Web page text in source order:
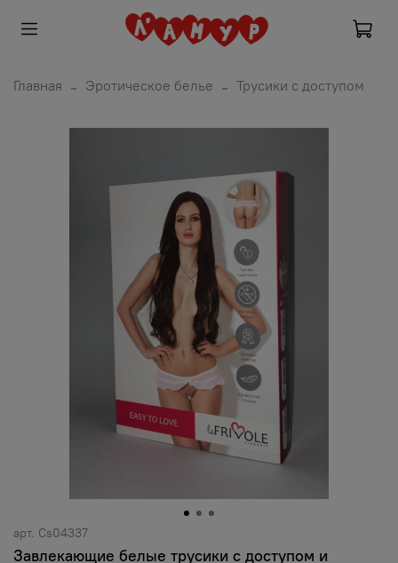
Главная Эротическое белье Трусики с доступом
арт. Cs04337
Завлекающие белые трусики с доступом и